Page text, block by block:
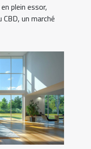
plein essor,
un marché